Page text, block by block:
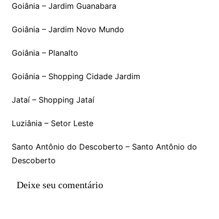
Goiânia – Jardim Guanabara
Goiânia – Jardim Novo Mundo
Goiânia – Planalto
Goiânia – Shopping Cidade Jardim
Jataí – Shopping Jataí
Luziânia – Setor Leste
Santo Antônio do Descoberto – Santo Antônio do
Descoberto
Deixe seu comentário